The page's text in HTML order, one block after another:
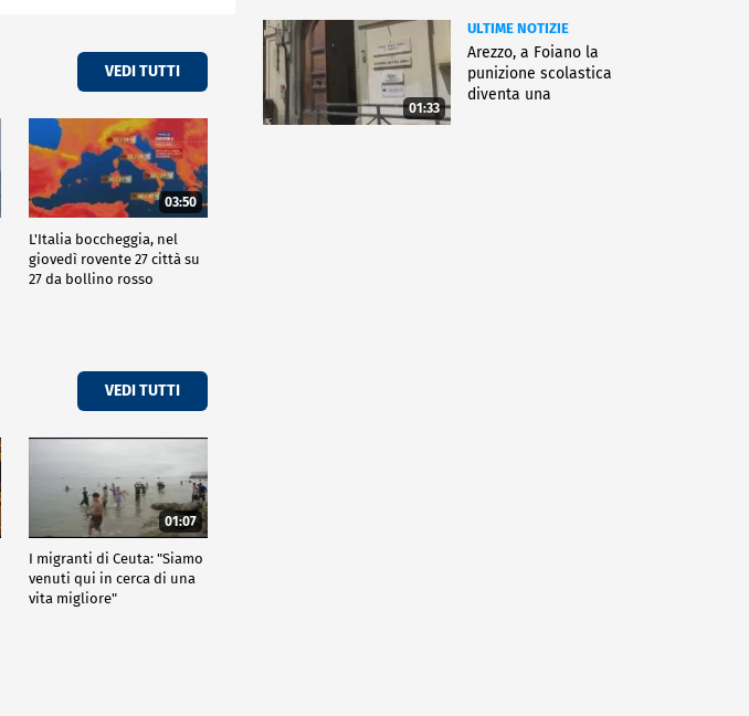
VEDI TUTTI
03:50
L'Italia boccheggia, nel
giovedì rovente 27 città su
27 da bollino rosso
VEDI TUTTI
01:07
I migranti di Ceuta: "Siamo
venuti qui in cerca di una
vita migliore"
01:33
ULTIME NOTIZIE
Arezzo, a Foiano la
punizione scolastica
diventa una